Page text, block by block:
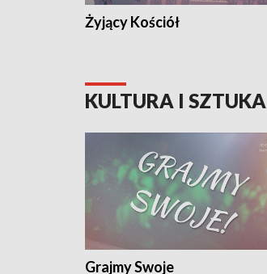
Żyjący Kościół
KULTURA I SZTUKA
Grajmy Swoje